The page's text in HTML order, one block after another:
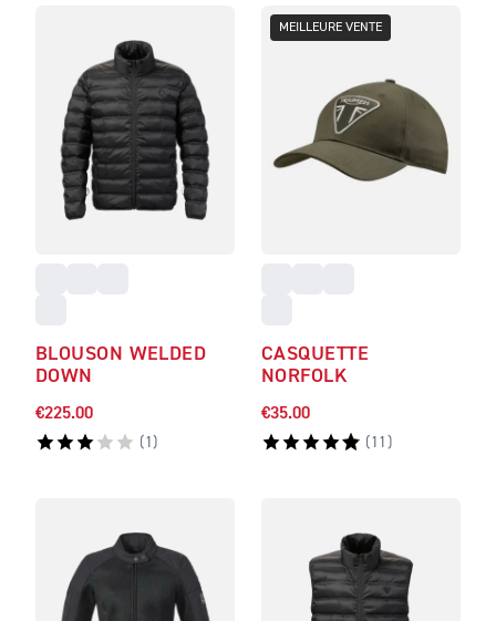
BLOUSON WELDED
DOWN
€225.00
( 1 )
MEILLEURE VENTE
CASQUETTE
NORFOLK
€35.00
( 11 )